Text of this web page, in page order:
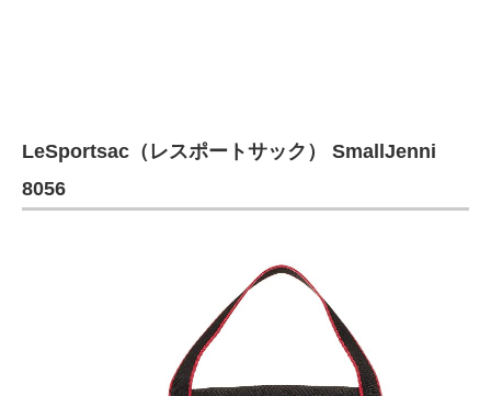
LeSportsac（レスポートサック） SmallJenni
8056